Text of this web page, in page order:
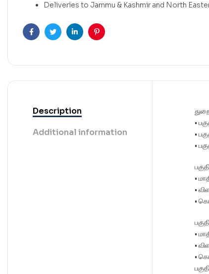
Deliveries to Jammu & Kashmir and North
FacebookTwitterLinkedinPinterest
Description
Additional information
•
•
•
•
•
•
•
•
•